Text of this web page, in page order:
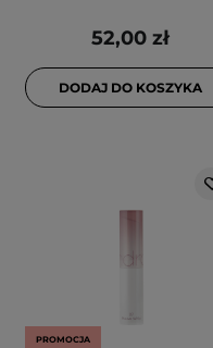
52,00 zł
DODAJ DO KOSZYKA
PROMOCJA